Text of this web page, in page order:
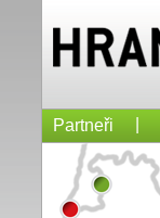
Partneři